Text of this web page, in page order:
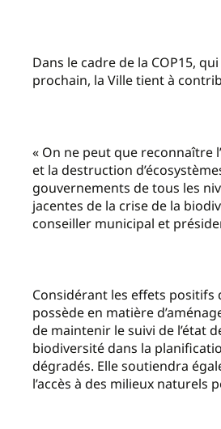
Dans le cadre de la COP15,
prochain, la Ville tient à
« On ne peut que reconnaître
et la destruction
gouvernements de tous les
jacentes de la crise de la
conseiller municipal et
Considérant les effets
possède en matière
de maintenir le suivi de l’état
biodiversité dans la
dégradés. Elle soutiendra
l’accès à des milieux naturels